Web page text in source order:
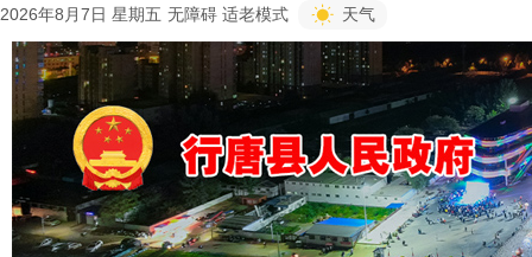
2026年8月7日 星期五 无障碍 适老模式 天气